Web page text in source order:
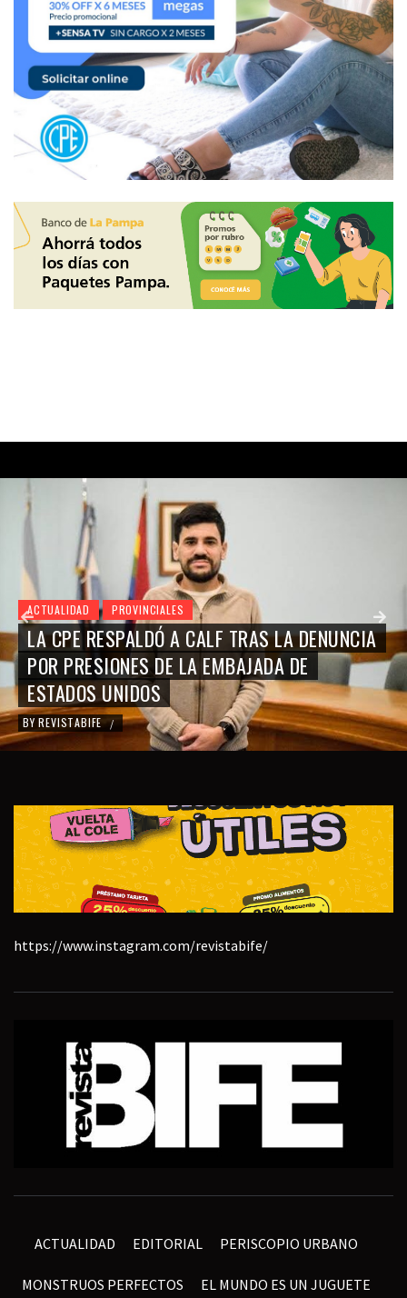
ACTUALIDAD PROVINCIALES
LA CPE RESPALDÓ A CALF TRAS LA DENUNCIA
POR PRESIONES DE LA EMBAJADA DE
ESTADOS UNIDOS
BY REVISTABIFE /
https://www.instagram.com/revistabife/
ACTUALIDAD EDITORIAL PERISCOPIO URBANO
MONSTRUOS PERFECTOS EL MUNDO ES UN JUGUETE